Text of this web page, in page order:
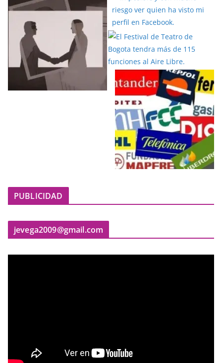
PUBLICIDAD
jevega2009@gmail.com